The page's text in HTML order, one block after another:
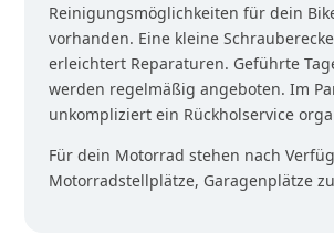
Reinigungsmöglichkeiten für dein
vorhanden. Eine kleine
erleichtert Reparaturen. Geführte
werden regelmäßig angeboten. Im
unkompliziert ein Rückholservice
Für dein Motorrad stehen nach
Motorradstellplätze, Garagenplätze